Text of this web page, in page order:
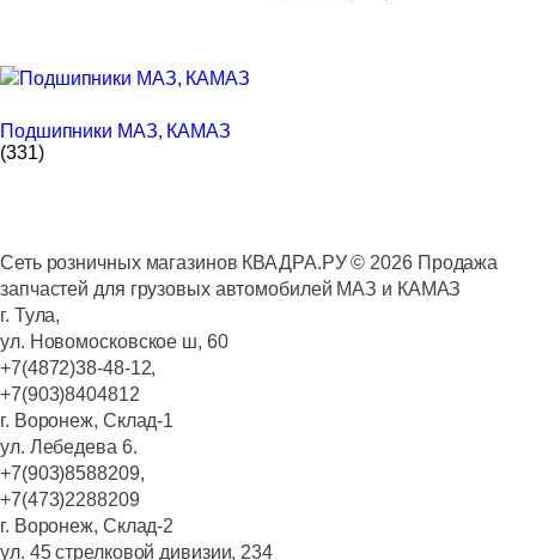
Подшипники МАЗ, КАМАЗ
(331)
Сеть розничных магазинов КВАДРА.РУ © 2026Продажа
запчастей для грузовых автомобилей МАЗ и КАМАЗ
г. Тула,
ул. Новомосковское ш, 60
+7(4872)38-48-12,
+7(903)8404812
г. Воронеж, Склад-1
ул. Лебедева 6.
+7(903)8588209,
+7(473)2288209
г. Воронеж, Склад-2
ул. 45 стрелковой дивизии, 234